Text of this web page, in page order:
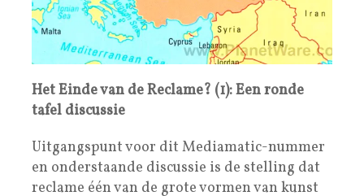
Het Einde van de Reclame? (1): Een ronde
tafel discussie
Uitgangspunt voor dit Mediamatic-nummer
en onderstaande discussie is de stelling dat
reclame één van de grote vormen van kunst